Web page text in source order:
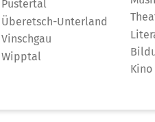
Pustertal
Überetsch-Unterland
Vinschgau
Wipptal
Kino